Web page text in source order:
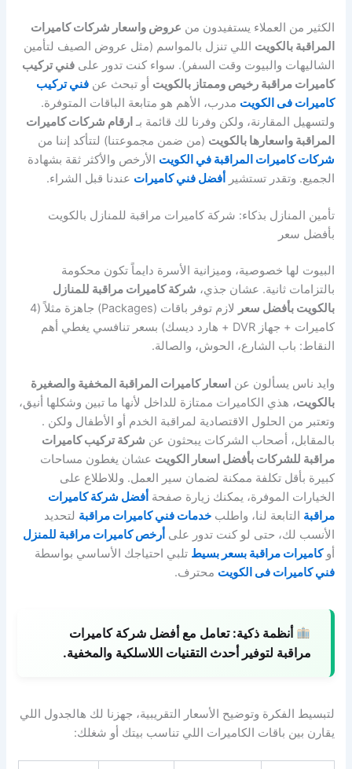
الكثير من العملاء يستفيدون من عروض واسعار شركات كاميرات
المراقبة بالكويت اللي تنزل بالمواسم (مثل عروض الصيف لتأمين
الشاليهات والبيوت وقت السفر). سواء كنت تدور علىفني تركيب
كاميرات مراقبة رخيص وممتاز بالكويت أو تبحث عنفني تركيب
كاميرات فى الكويت مدرب، الأهم هو متابعة الباقات المتوفرة.
ولتسهيل المقارنة، ولكن وفرنا لك قائمة بـ ارقام شركات كاميرات
المراقبة واسعارها بالكويت (من ضمن مجموعتنا) لتتأكد إننا من
شركات كاميرات المراقبة في الكويت الأرخص والأكثر ثقة بشهادة
الجميع. وتقدر تستشير أفضل فني كاميرات عندنا قبل الشراء.
تأمين المنازل بذكاء: شركة كاميرات مراقبة للمنازل بالكويت
بأفضل سعر
البيوت لها خصوصية، وميزانية الأسرة دايماً تكون محكومة
بالتزامات ثانية. عشان جذي، شركة كاميرات مراقبة للمنازل
بالكويت بأفضل سعر
لازم توفر باقات (Packages) جاهزة مثلاً (4
كاميرات + جهاز DVR + هارد ديسك) بسعر تنافسي يغطي أهم
النقاط: باب الشارع، الحوش، والصالة.
وايد ناس يسألون عن اسعار كاميرات المراقبة المخفية والصغيرة
بالكويت، هذي الكاميرات ممتازة للداخل لأنها ما تبين وشكلها أنيق،
وتعتبر من الحلول الاقتصادية لمراقبة الخدم أو الأطفال ولكن .
بالمقابل، أصحاب الشركات يبحثون عن شركة تركيب كاميرات
مراقبة للشركات بأفضل اسعار الكويت عشان يغطون مساحات
كبيرة بأقل تكلفة ممكنة لضمان سير العمل. وللاطلاع على
الخيارات الموفرة، يمكنك زيارة صفحة أفضل شركة كاميرات
مراقبة التابعة لنا، واطلبخدمات فني كاميرات مراقبة لتحديد
الأنسب لك، حتى لو كنت تدور على أرخص كاميرات مراقبة للمنزل
أوكاميرات مراقبة بسعر بسيط تلبي احتياجك الأساسي بواسطة
فني كاميرات فى الكويت محترف.
أنظمة ذكية: تعامل مع أفضل شركة كاميرات
مراقبة لتوفير أحدث التقنيات اللاسلكية والمخفية.
لتبسيط الفكرة وتوضيح الأسعار التقريبية، جهزنا لك هالجدول اللي
يقارن بين باقات الكاميرات اللي تناسب بيتك أو شغلك: